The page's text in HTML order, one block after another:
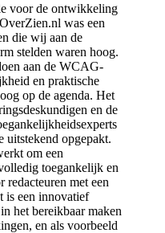
voor de ontwikkeling
was een
die wij aan de
stelden waren hoog.
aan de WCAG-
en praktische
op de agenda. Het
en de
uitstekend opgepakt.
om een
toegankelijk en
met een
is een innovatief
het bereikbaar maken
en als voorbeeld